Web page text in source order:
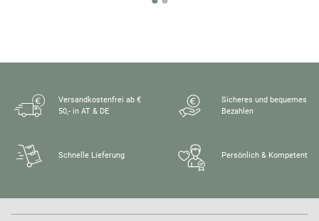
Versandkostenfrei ab €
50,- in AT & DE
Sicheres und bequemes
Bezahlen
Schnelle Lieferung Persönlich & Kompetent